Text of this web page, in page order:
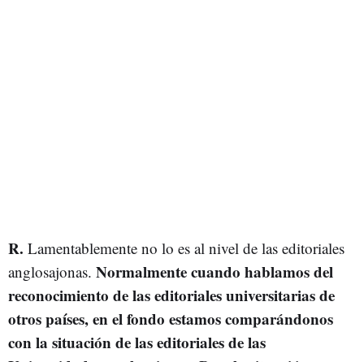
R. Lamentablemente no lo es al nivel de las editoriales
anglosajonas. Normalmente cuando hablamos del
reconocimiento de las editoriales universitarias de
otros países, en el fondo estamos comparándonos
con la situación de las editoriales de las